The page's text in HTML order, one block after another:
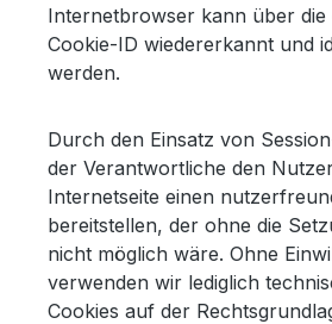
Internetbrowser kann über die
Cookie-ID wiedererkannt und
werden.
Durch den Einsatz von
der Verantwortliche den
Internetseite einen
bereitstellen, der ohne die
nicht möglich wäre. Ohne
verwenden wir lediglich
Cookies auf der